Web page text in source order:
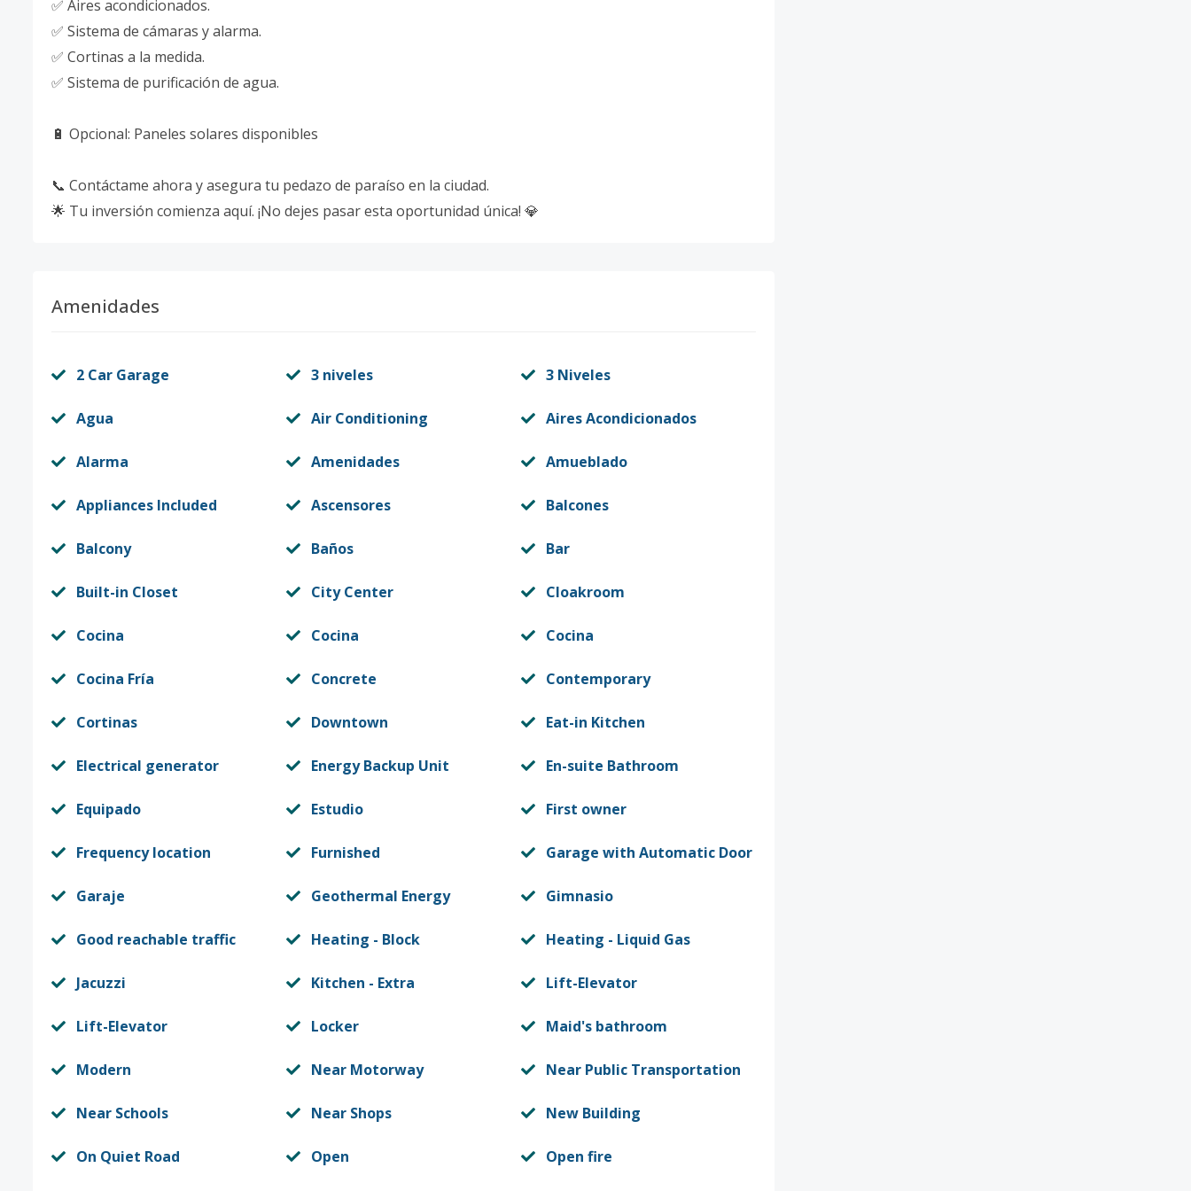
✅ Aires acondicionados.
✅ Sistema de cámaras y alarma.
✅ Cortinas a la medida.
✅ Sistema de purificación de agua.
🔋 Opcional: Paneles solares disponibles
📞 Contáctame ahora y asegura tu pedazo de paraíso en la ciudad.
🌟 Tu inversión comienza aquí. ¡No dejes pasar esta oportunidad única! 💎
Amenidades
2 Car Garage 3 niveles 3 Niveles
Agua Air Conditioning Aires Acondicionados
Alarma Amenidades Amueblado
Appliances Included Ascensores Balcones
Balcony Baños Bar
Built-in Closet City Center Cloakroom
Cocina Cocina Cocina
Cocina Fría Concrete Contemporary
Cortinas Downtown Eat-in Kitchen
Electrical generator Energy Backup Unit En-suite Bathroom
Equipado Estudio First owner
Frequency location Furnished Garage with Automatic Door
Garaje Geothermal Energy Gimnasio
Good reachable traffic Heating - Block Heating - Liquid Gas
Jacuzzi Kitchen - Extra Lift-Elevator
Lift-Elevator Locker Maid's bathroom
Modern Near Motorway Near Public Transportation
Near Schools Near Shops New Building
On Quiet Road Open Open fire